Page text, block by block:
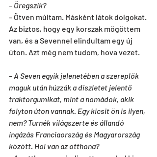
– Öregszik?
– Ötven múltam. Másként látok dolgokat.
Az biztos, hogy egy korszak mögöttem
van, és a Sevennel elindultam egy új
úton. Azt még nem tudom, hova vezet.
– A Seven egyik jelenetében a szereplők
maguk után húzzák a díszletet jelentő
traktorgumikat, mint a nomádok, akik
folyton úton vannak. Egy kicsit ön is ilyen,
nem? Turnék világszerte és állandó
ingázás Franciaország és Magyarország
között. Hol van az otthona?